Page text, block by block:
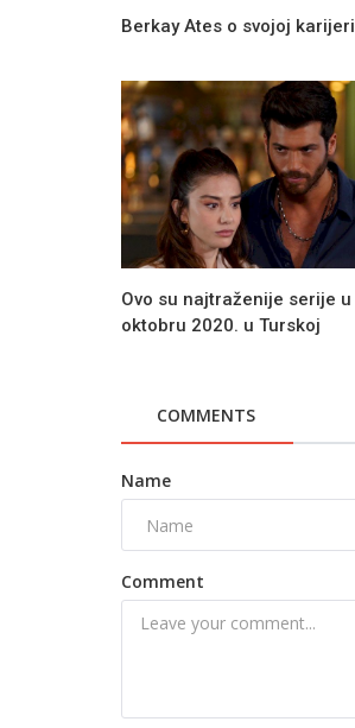
Berkay Ates o svojoj karijeri
Ovo su najtraženije serije u
oktobru 2020. u Turskoj
COMMENTS
Name
Comment